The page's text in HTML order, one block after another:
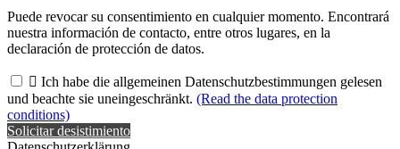
Puede revocar su consentimiento en cualquier momento. Encontrará
nuestra información de contacto, entre otros lugares, en la
declaración de protección de datos.
 Ich habe die allgemeinen Datenschutzbestimmungen gelesen
und beachte sie uneingeschränkt. (Read the data protection
conditions)
Solicitar desistimiento